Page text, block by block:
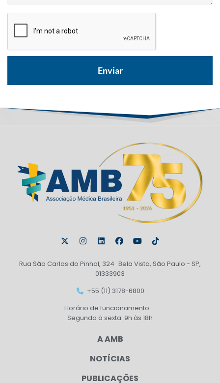
Rua São Carlos do Pinhal, 324 Bela Vista, São Paulo - SP,
01333903
+55 (11) 3178-6800
Horário de funcionamento:
Segunda à sexta: 9h às 18h
A AMB
NOTÍCIAS
PUBLICAÇÕES